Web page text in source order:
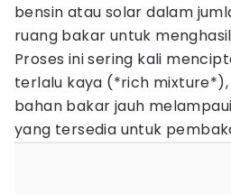
bensin atau solar dalam
ruang bakar untuk
Proses ini sering kali
terlalu kaya (*rich mixture*),
bahan bakar jauh
yang tersedia untuk